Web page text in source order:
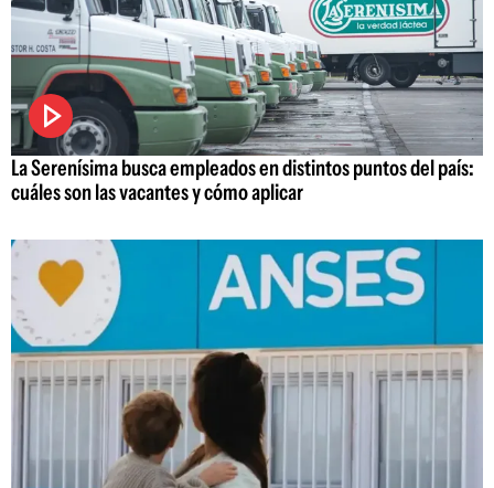
La Serenísima busca empleados en distintos puntos del país:
cuáles son las vacantes y cómo aplicar